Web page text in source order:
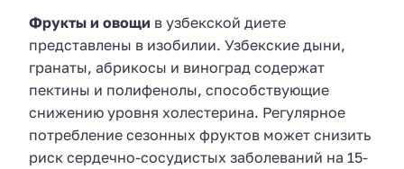
Фрукты и овощи в узбекской диете
представлены в изобилии. Узбекские дыни,
гранаты, абрикосы и виноград содержат
пектины и полифенолы, способствующие
снижению уровня холестерина. Регулярное
потребление сезонных фруктов может снизить
риск сердечно-сосудистых заболеваний на 15-